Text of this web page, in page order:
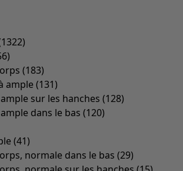
1322)
)
(183)
ample (131)
sur les hanches (128)
dans le bas (120)
(41)
normale dans le bas (29)